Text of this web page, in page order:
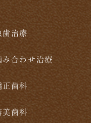
歯治療
み合わせ治療
正歯科
美歯科